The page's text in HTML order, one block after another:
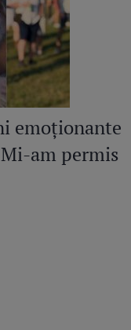
emoționante
am permis